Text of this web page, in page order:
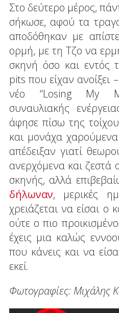
Στο δεύτερο μέρος,
σήκωσε, αφού τα
αποδόθηκαν με
ορμή, με τη Τζο να
σκηνή όσο και εντός
pits που είχαν
νέο “Losing My
συναυλιακής
άφησε πίσω της
και μονάχα
απέδειξαν γιατί
ανερχόμενα και ζεστά
σκηνής, αλλά
δήλωναν, μερικές
χρειάζεται να είσαι ο
ούτε ο πιο
έχεις μια καλώς
που κάνεις και να
εκεί.
Φωτογραφίες: Μιχάλης